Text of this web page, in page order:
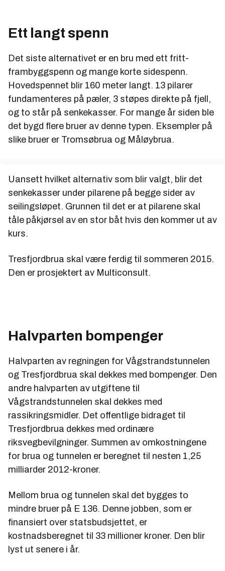
Ett langt spenn
Det siste alternativet er en bru med ett fritt-
frambyggspenn og mange korte sidespenn.
Hovedspennet blir 160 meter langt. 13 pilarer
fundamenteres på pæler, 3 støpes direkte på fjell,
og to står på senkekasser. For mange år siden ble
det bygd flere bruer av denne typen. Eksempler på
slike bruer er Tromsøbrua og Måløybrua.
Uansett hvilket alternativ som blir valgt, blir det
senkekasser under pilarene på begge sider av
seilingsløpet. Grunnen til det er at pilarene skal
tåle påkjørsel av en stor båt hvis den kommer ut av
kurs.
Tresfjordbrua skal være ferdig til sommeren 2015.
Den er prosjektert av Multiconsult.
Halvparten bompenger
Halvparten av regningen for Vågstrandstunnelen
og Tresfjordbrua skal dekkes med bompenger. Den
andre halvparten av utgiftene til
Vågstrandstunnelen skal dekkes med
rassikringsmidler. Det offentlige bidraget til
Tresfjordbrua dekkes med ordinære
riksvegbevilgninger. Summen av omkostningene
for brua og tunnelen er beregnet til nesten 1,25
milliarder 2012-kroner.
Mellom brua og tunnelen skal det bygges to
mindre bruer på E 136. Denne jobben, som er
finansiert over statsbudsjettet, er
kostnadsberegnet til 33 millioner kroner. Den blir
lyst ut senere i år.